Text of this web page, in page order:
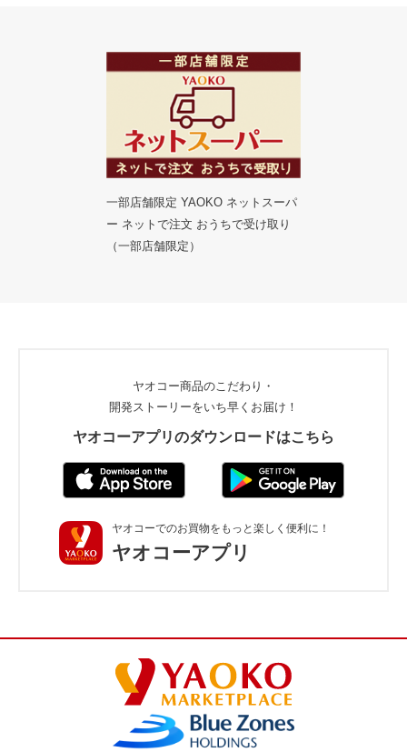
一部店舗限定 YAOKO ネットスーパ
ー ネットで注文 おうちで受け取り
（一部店舗限定）
ヤオコー商品のこだわり・
開発ストーリーをいち早くお届け！
ヤオコーアプリのダウンロードはこちら
ヤオコーでのお買物をもっと楽しく便利に！
ヤオコーアプリ